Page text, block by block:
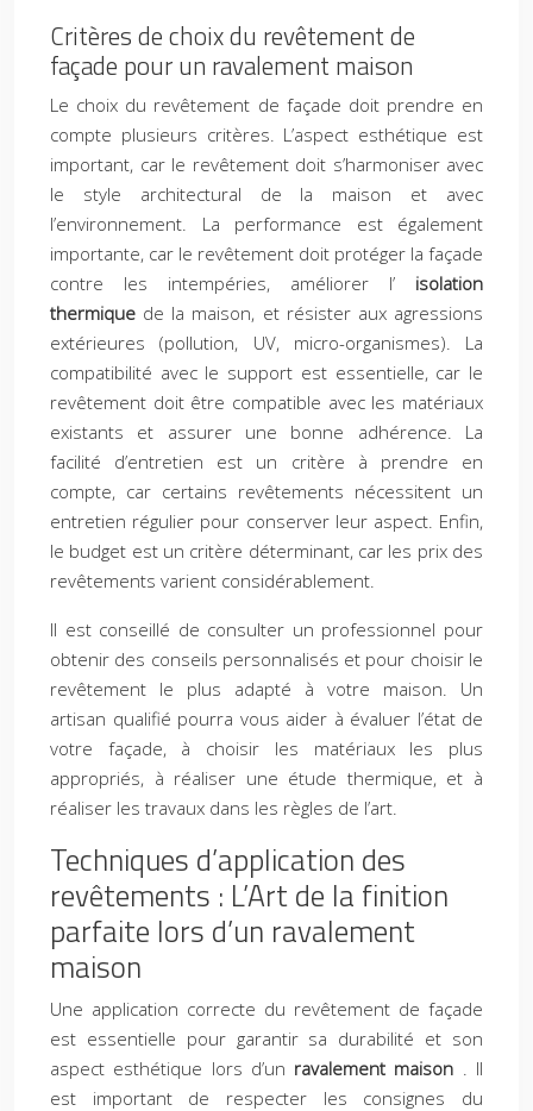
Critères de choix du revêtement de
façade pour un ravalement maison
Le choix du revêtement de façade doit prendre en
compte plusieurs critères. L’aspect esthétique est
important, car le revêtement doit s’harmoniser avec
le style architectural de la maison et avec
l’environnement. La performance est également
importante, car le revêtement doit protéger la façade
contre les intempéries, améliorer l’ isolation
thermique de la maison, et résister aux agressions
extérieures (pollution, UV, micro-organismes). La
compatibilité avec le support est essentielle, car le
revêtement doit être compatible avec les matériaux
existants et assurer une bonne adhérence. La
facilité d’entretien est un critère à prendre en
compte, car certains revêtements nécessitent un
entretien régulier pour conserver leur aspect. Enfin,
le budget est un critère déterminant, car les prix des
revêtements varient considérablement.
Il est conseillé de consulter un professionnel pour
obtenir des conseils personnalisés et pour choisir le
revêtement le plus adapté à votre maison. Un
artisan qualifié pourra vous aider à évaluer l’état de
votre façade, à choisir les matériaux les plus
appropriés, à réaliser une étude thermique, et à
réaliser les travaux dans les règles de l’art.
Techniques d’application des
revêtements : L’Art de la finition
parfaite lors d’un ravalement
maison
Une application correcte du revêtement de façade
est essentielle pour garantir sa durabilité et son
aspect esthétique lors d’un ravalement maison . Il
est important de respecter les consignes du